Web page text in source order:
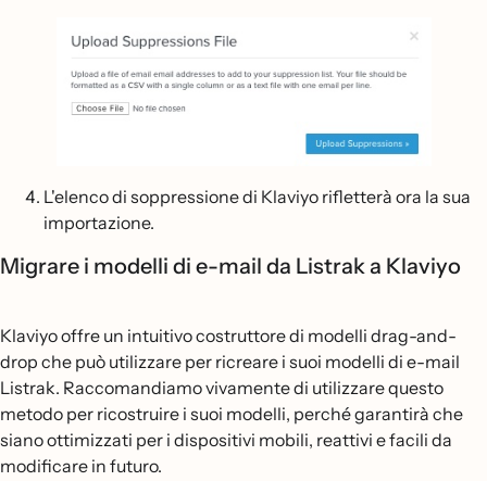
L'elenco di soppressione di Klaviyo rifletterà ora la sua
importazione.
Migrare i modelli di e-mail da Listrak a Klaviyo
Klaviyo offre un intuitivo costruttore di modelli drag-and-
drop che può utilizzare per ricreare i suoi modelli di e-mail
Listrak. Raccomandiamo vivamente di utilizzare questo
metodo per ricostruire i suoi modelli, perché garantirà che
siano ottimizzati per i dispositivi mobili, reattivi e facili da
modificare in futuro.